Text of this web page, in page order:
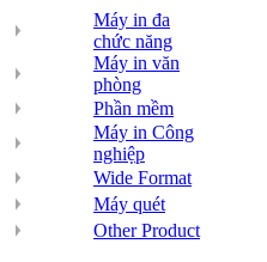
Máy in đa
chức năng
Máy in văn
phòng
Phần mềm
Máy in Công
nghiệp
Wide Format
Máy quét
Other Product